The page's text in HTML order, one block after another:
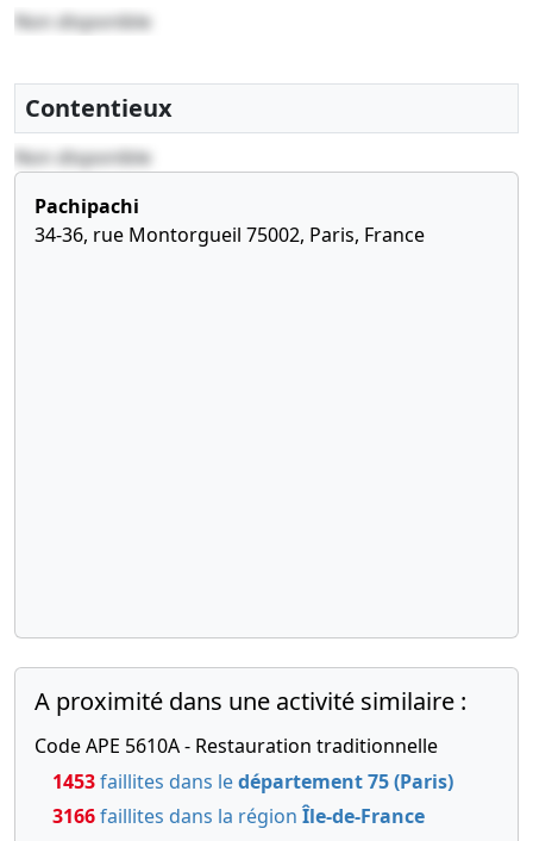
Non disponible
Contentieux
Non disponible
Pachipachi
34-36, rue Montorgueil 75002, Paris, France
A proximité dans une activité similaire :
Code APE 5610A - Restauration traditionnelle
1453faillites dans ledépartement 75 (Paris)
3166faillites dans la région Île-de-France